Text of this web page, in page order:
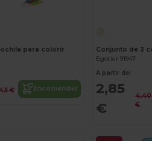
Personalize-o!
para colorir
€ Encomendar
Egotier 91947
A partir de:
2,85
€
4,40
€